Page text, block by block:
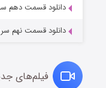
دانلود قسمت دهم
دانلود قسمت نهم
فیلم‌های